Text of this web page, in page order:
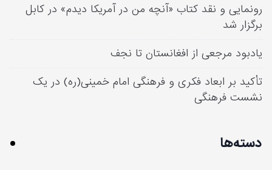
رونمایی و نقد کتاب «آنچه من در آمریکا دیدم» در کابل
برگزار شد
یادبود مرجعی از افغانستان تا نجف
تأکید بر ابعاد فکری و فرهنگی امام خمینی(ره) در یک
نشست فرهنگی
دسته‌ها